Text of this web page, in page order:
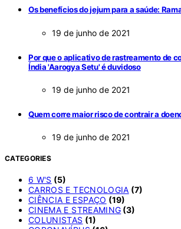
Os benefícios do jejum para a saúde:
19 de junho de 2021
Por que o aplicativo de rastreamento de
Índia 'Aarogya Setu' é duvidoso
19 de junho de 2021
Quem corre maior risco de contrair a
19 de junho de 2021
CATEGORIES
6 W'S (5)
CARROS E TECNOLOGIA (7)
CIÊNCIA E ESPAÇO (19)
CINEMA E STREAMING (3)
COLUNISTAS (1)